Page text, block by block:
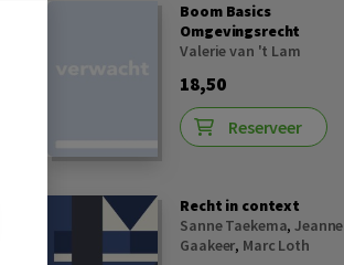
Boom Basics
Omgevingsrecht
Valerie van 't Lam
18,50
Reserveer
Recht in context
Sanne Taekema,Jeanne
Gaakeer, Marc Loth